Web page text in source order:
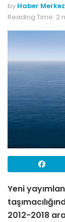
by Haber
Reading Time: 2
Yeni
2012-2018